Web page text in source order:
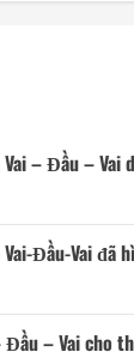
Vai – Đầu – Vai
Đầu-Vai đã
Đầu – Vai cho